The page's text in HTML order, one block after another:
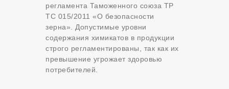
регламента Таможенного союза ТР
ТС 015/2011 «О безопасности
зерна». Допустимые уровни
содержания химикатов в продукции
строго регламентированы, так как их
превышение угрожает здоровью
потребителей.